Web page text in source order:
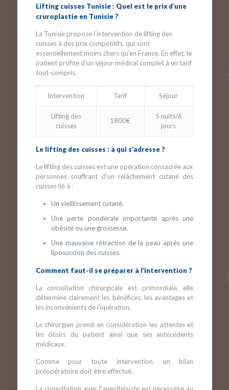
Lifting cuisses Tunisie : Quel est le prix d’une
cruroplastie en Tunisie ?
La Tunisie propose l’intervention de lifting des
cuisses à des prix compétitifs, qui sont
essentiellement moins chers qu’en France. En effet, le
patient profite d’un séjour médical complet à un tarif
tout-compris.
Intervention Tarif Séjour
Lifting des
cuisses
1800€
5 nuits/6
jours
Le lifting des cuisses : à qui s’adresse ?
Le lifting des cuisses est une opération consacrée aux
personnes souffrant d’un relâchement cutané des
cuisses lié à :
Un vieillissement cutané.
Une perte pondérale importante après une
obésité ou une grossesse.
Une mauvaise rétraction de la peau après une
liposuccion des cuisses.
Comment faut-il se préparer à l’intervention ?
La consultation chirurgicale est primordiale, elle
détermine clairement les bénéfices, les avantages et
les inconvénients de l’opération.
Le chirurgien prend en considération les attentes et
les désirs du patient ainsi que ses antécédents
médicaux.
Comme pour toute intervention, un bilan
préopératoire doit être effectué.